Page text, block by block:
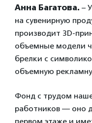
Анна Багатова. –
на сувенирную
производит 3D-
объемные модели
брелки с
объемную
Фонд с трудом
работников — оно